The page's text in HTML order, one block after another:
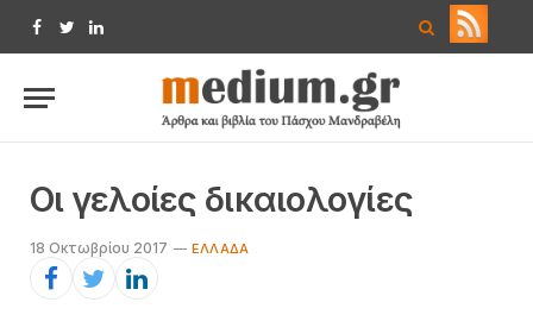
Facebook
TwitterLinkedIn
Οι γελοίες δικαιολογίες
18 Οκτωβρίου 2017 ΕΛΛΆΔΑ